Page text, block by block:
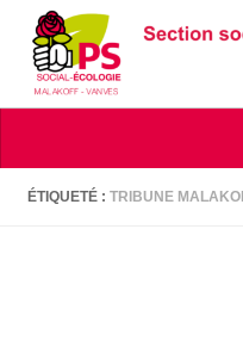
Skip to content
ÉTIQUETÉ : TRIBUNE